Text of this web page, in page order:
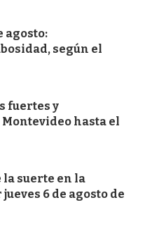
agosto:
según el
fuertes y
hasta el
suerte en la
6 de agosto de